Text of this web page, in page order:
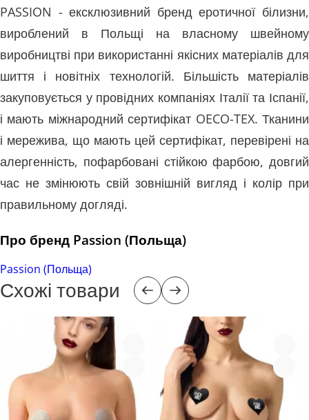
PASSION - ексклюзивний бренд еротичної білизни,
вироблений в Польщі на власному швейному
виробництві при використанні якісних матеріалів для
шиття і новітніх технологій. Більшість матеріалів
закуповується у провідних компаніях Італії та Іспанії,
і мають міжнародний сертифікат OECO-TEX. Тканини
і мережива, що мають цей сертифікат, перевірені на
алергенність, пофарбовані стійкою фарбою, довгий
час не змінюють свій зовнішній вигляд і колір при
правильному догляді.
Про бренд Passion (Польща)
Passion (Польща)
Схожі товари